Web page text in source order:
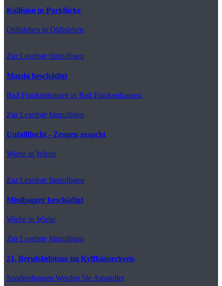
Kollision in Parklücke
Oldisleben in Oldisleben
Zur Leseliste hinzufügen
Mazda beschädigt
Bad Frankenhausen in Bad Frankenhausen
Zur Leseliste hinzufügen
Unfallflucht - Zeugen gesucht
Wiehe in Wiehe
Zur Leseliste hinzufügen
Minibagger beschädigt
Wiehe in Wiehe
Zur Leseliste hinzufügen
21. BerufsInfotage im Kyffhäuserkreis
Sondershausen Werden Sie Aussteller